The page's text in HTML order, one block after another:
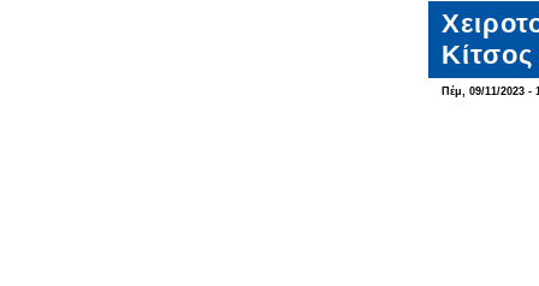
Πέμ, 09/11/2023 -